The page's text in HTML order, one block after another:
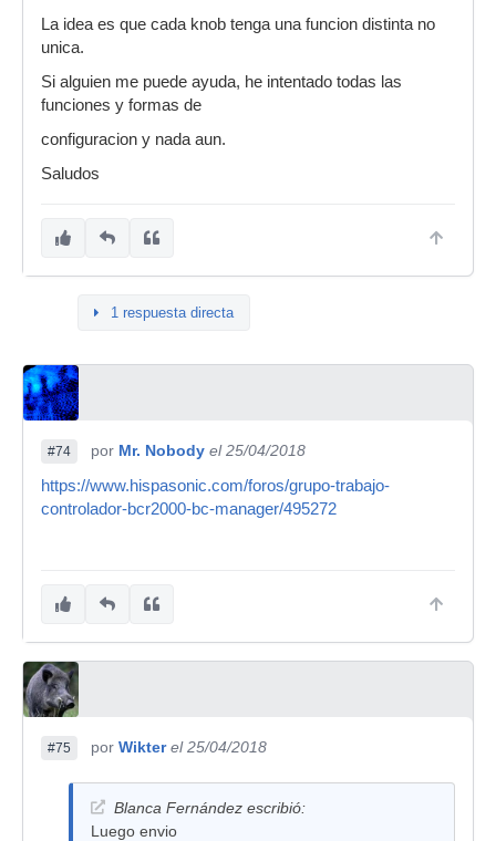
La idea es que cada knob tenga una funcion distinta no
unica.
Si alguien me puede ayuda, he intentado todas las
funciones y formas de
configuracion y nada aun.
Saludos
1 respuesta directa
#74 por Mr. Nobody el 25/04/2018
https://www.hispasonic.com/foros/grupo-trabajo-
controlador-bcr2000-bc-manager/495272
#75 por Wikter el 25/04/2018
Blanca Fernández escribió:
Luego envio